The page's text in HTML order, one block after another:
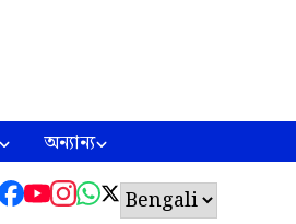
অন্যান্য